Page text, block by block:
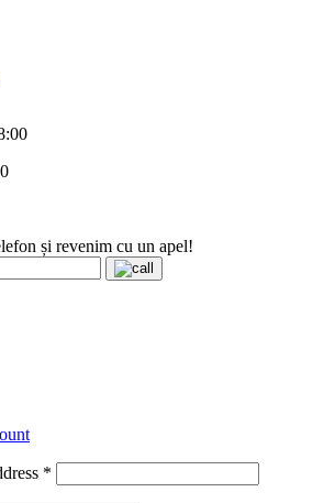
și revenim cu un apel!
*